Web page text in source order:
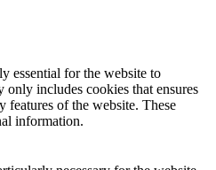
essential for the website to
includes cookies that ensures
features of the website. These
information.